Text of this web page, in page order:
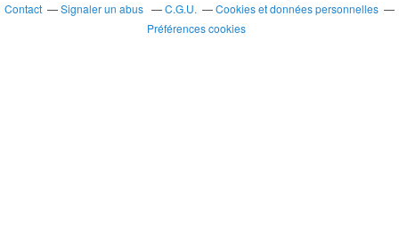
Contact
Signaler un abus C.G.U.
Cookies et données personnelles
Préférences cookies